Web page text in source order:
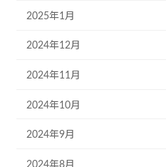
2025年1月
2024年12月
2024年11月
2024年10月
2024年9月
2024年8月